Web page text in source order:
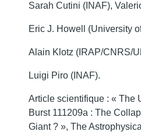
Sarah Cutini (INAF),
Eric J. Howell (University
Alain Klotz (IRAP/CNRS/
Luigi Piro (INAF).
Article scientifique : « The
Burst 111209a : The
Giant ? », The